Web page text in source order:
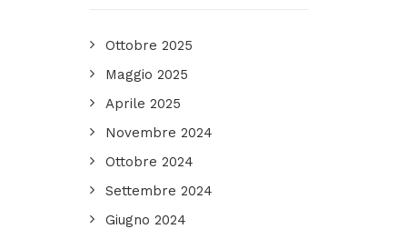
Ottobre 2025
Maggio 2025
Aprile 2025
Novembre 2024
Ottobre 2024
Settembre 2024
Giugno 2024